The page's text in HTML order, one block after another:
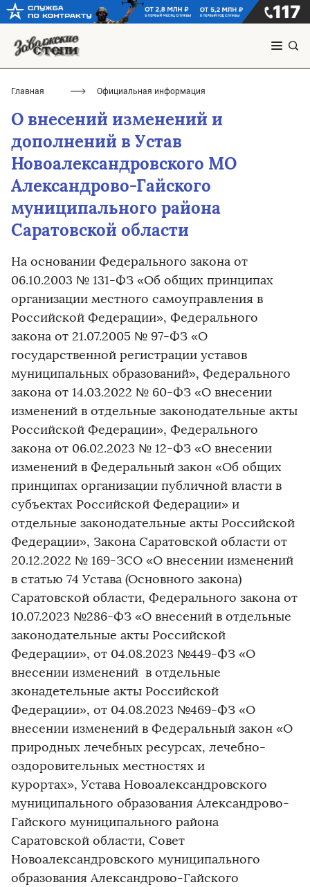
Главная Официальная информация
О внесений изменений и
дополнений в Устав
Новоалександровского МО
Александрово-Гайского
муниципального района
Саратовской области
На основании Федерального закона от
06.10.2003 № 131-ФЗ «Об общих принципах
организации местного самоуправления в
Российской Федерации», Федерального
закона от 21.07.2005 № 97-ФЗ «О
государственной регистрации уставов
муниципальных образований», Федерального
закона от 14.03.2022 № 60-ФЗ «О внесении
изменений в отдельные законодательные акты
Российской Федерации», Федерального
закона от 06.02.2023 № 12-ФЗ «О внесении
изменений в Федеральный закон «Об общих
принципах организации публичной власти в
субъектах Российской Федерации» и
отдельные законодательные акты Российской
Федерации», Закона Саратовской области от
20.12.2022 № 169-ЗСО «О внесении изменений
в статью 74 Устава (Основного закона)
Саратовской области, Федерального закона от
10.07.2023 №286-ФЗ «О внесений в отдельные
законодательные акты Российской
Федерации», от 04.08.2023 №449-ФЗ «О
внесении изменений в отдельные
зконадетельные акты Российской
Федерации», от 04.08.2023 №469-ФЗ «О
внесении изменений в Федеральный закон «О
природных лечебных ресурсах, лечебно-
оздоровительных местностях и
курортах», Устава Новоалександровского
муниципального образования Александрово-
Гайского муниципального района
Саратовской области, Совет
Новоалександровского муниципального
образования Александрово-Гайского